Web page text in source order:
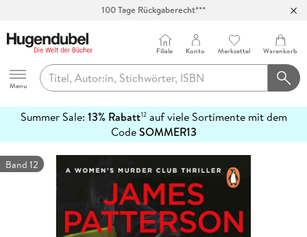
Abholung in über 100 Filialen
Hugendubel
Menu
Filiale Konto Merkzettel Warenkorb
Summer Sale: 13% Rabatt12auf viele Sortimente mit dem
CodeSOMMER13
erfahren
Band 12